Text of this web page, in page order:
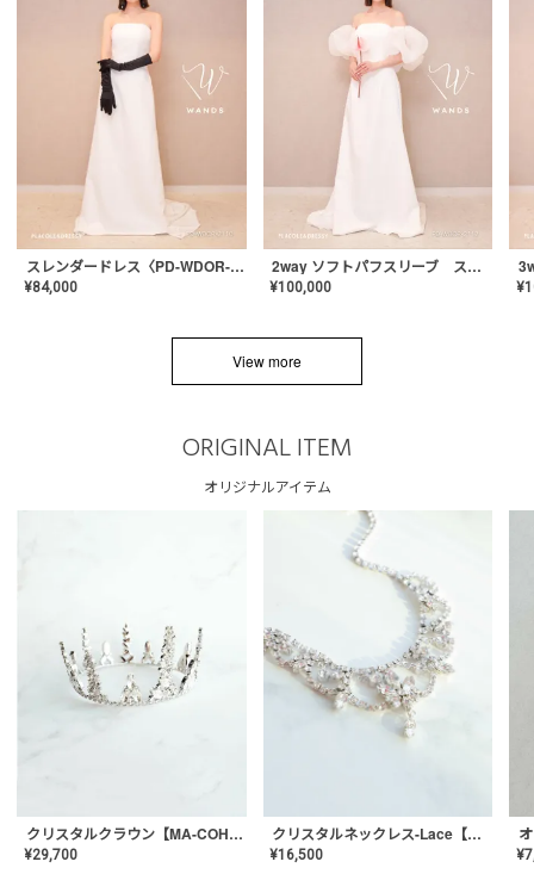
スレンダードレス〈PD-WDOR-2110〉
¥84,000
2way ソフトパフスリーブ スレンダードレス〈PD-WDOR-2112〉
¥100,000 ¥
View more
ORIGINAL ITEM
オリジナルアイテム
クリスタルクラウン【MA-COHD-01】韓国風クラウン/ウェディングクラウン/ティアラ
¥29,700
クリスタルネックレス-Lace【MA-CONL-02】
¥16,500 ¥